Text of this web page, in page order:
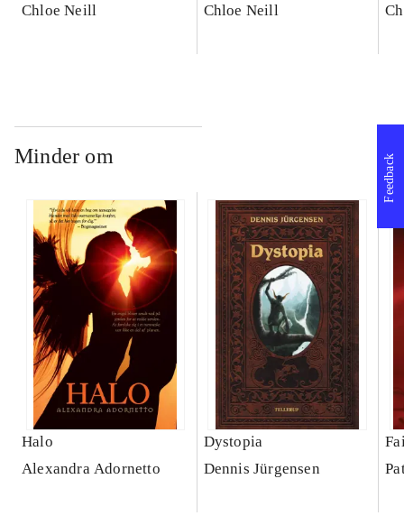
Chloe Neill
Chloe Neill
Minder om
Halo
Alexandra Adornetto
Dystopia
Dennis Jürgensen
Feedback